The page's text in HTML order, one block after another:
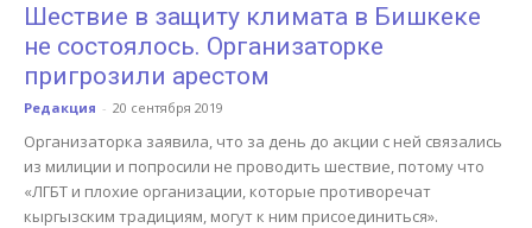
Шествие в защиту климата в Бишкеке
не состоялось. Организаторке
пригрозили арестом
Редакция - 20 сентября 2019
Организаторка заявила, что за день до акции с ней связались
из милиции и попросили не проводить шествие, потому что
«ЛГБТ и плохие организации, которые противоречат
кыргызским традициям, могут к ним присоединиться».